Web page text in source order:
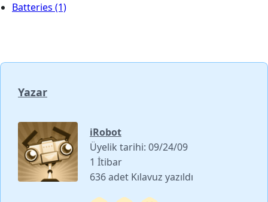
Batteries (1)
Yazar
iRobot
Üyelik tarihi: 09/24/09
1 İtibar
636 adet Kılavuz yazıldı